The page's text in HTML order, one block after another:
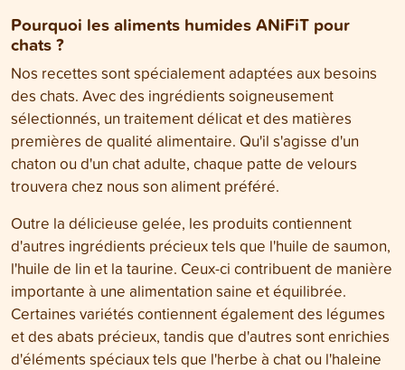
Pourquoi les aliments humides ANiFiT pour
chats ?
Nos recettes sont spécialement adaptées aux besoins
des chats. Avec des ingrédients soigneusement
sélectionnés, un traitement délicat et des matières
premières de qualité alimentaire. Qu'il s'agisse d'un
chaton ou d'un chat adulte, chaque patte de velours
trouvera chez nous son aliment préféré.
Outre la délicieuse gelée, les produits contiennent
d'autres ingrédients précieux tels que l'huile de saumon,
l'huile de lin et la taurine. Ceux-ci contribuent de manière
importante à une alimentation saine et équilibrée.
Certaines variétés contiennent également des légumes
et des abats précieux, tandis que d'autres sont enrichies
d'éléments spéciaux tels que l'herbe à chat ou l'haleine